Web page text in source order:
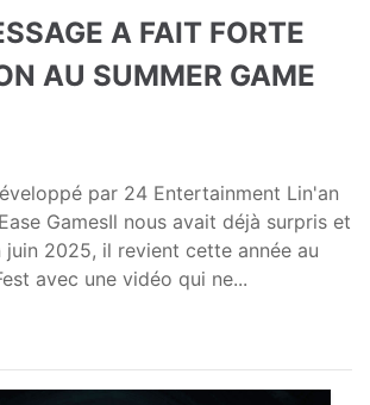
A FAIT FORTE
AU SUMMER GAME
par 24 Entertainment Lin'an
GamesIl nous avait déjà surpris et
juin 2025, il revient cette année au
avec une vidéo qui ne...